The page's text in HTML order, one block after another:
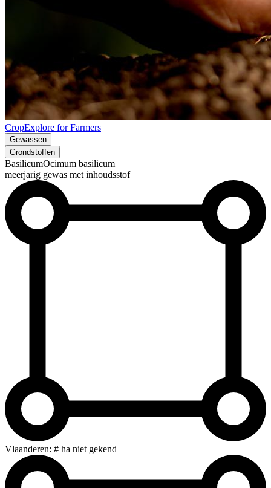
CropExplore for Farmers
Gewassen
Grondstoffen
BasilicumOcimum basilicum
meerjarig gewas met inhoudsstof
Vlaanderen: # ha niet gekend